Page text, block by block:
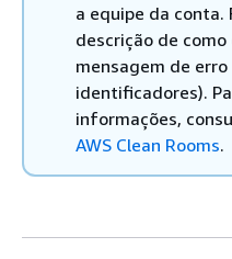
a equipe da conta.
descrição de
mensagem de
identificadores).
informações,
AWS Clean Rooms.